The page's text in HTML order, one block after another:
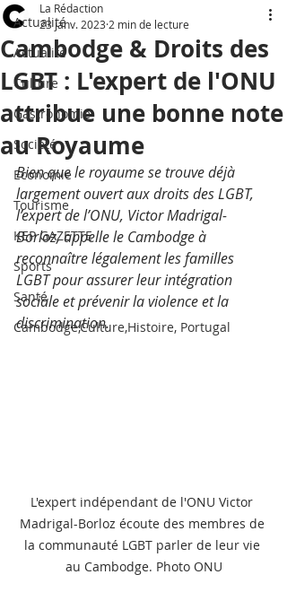
Actualité
Actualité
Culture
Gastronomie
Société
Economie
Tourisme
KEP GAZETTE
Sports
Santé
Cambodge,Culture,Histoire, Portugal
Cambodge & Droits des
LGBT : L'expert de l'ONU
attribue une bonne note
au Royaume
La Rédaction
23 janv. 2023 2 min de lecture
Bien que le royaume se trouve déjà
largement ouvert aux droits des LGBT,
l’expert de l’ONU, Victor Madrigal-
Borloz, appelle le Cambodge à
reconnaître légalement les familles
LGBT pour assurer leur intégration
sociale et prévenir la violence et la
discrimination.
L'expert indépendant de l'ONU Victor
Madrigal-Borloz écoute des membres de
la communauté LGBT parler de leur vie
au Cambodge. Photo ONU